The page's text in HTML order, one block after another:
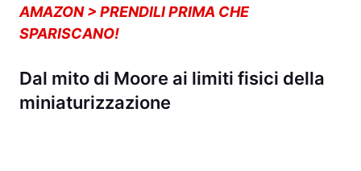
AMAZON > PRENDILI PRIMA CHE
SPARISCANO!
Dal mito di Moore ai limiti fisici della
miniaturizzazione